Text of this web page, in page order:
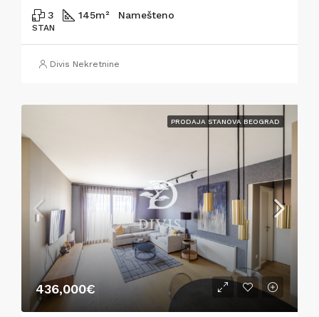
3 145m² Namešteno
STAN
Divis Nekretnine
PRODAJA STANOVA BEOGRAD
436,000€